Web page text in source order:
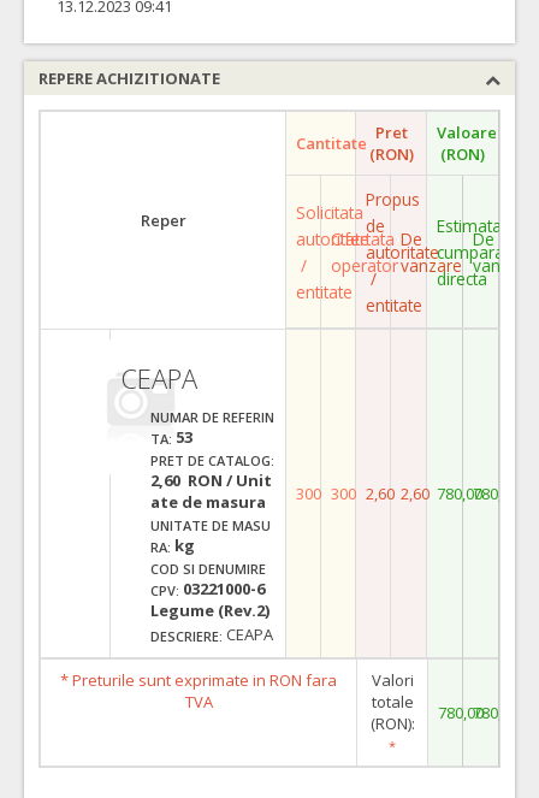
13.12.2023 09:41
REPERE ACHIZITIONATE
Reper
Cantitate Pret
(RON)
Valoare
(RON)
Solicitata
autoritate
/
entitate
Ofertata
operator
Propus
de
autoritate
/
entitate
De
vanzare
Estimata
cumparare
directa
De
vanzare
CEAPA
NUMAR DE REFERIN
TA: 53
PRET DE CATALOG:
2,60 RON / Unit
ate de masura
UNITATE DE MASU
RA: kg
COD SI DENUMIRE
CPV: 03221000-6
Legume (Rev.2)
DESCRIERE: CEAPA
300 300 2,60 2,60 780,00780,00
* Preturile sunt exprimate in RON fara
TVA
Valori
totale
(RON):
*
780,00780,00